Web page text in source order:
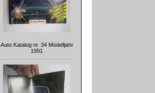
Auto Katalog nr. 34 Modelljahr
1991